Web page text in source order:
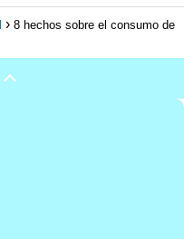
8 hechos sobre el consumo de